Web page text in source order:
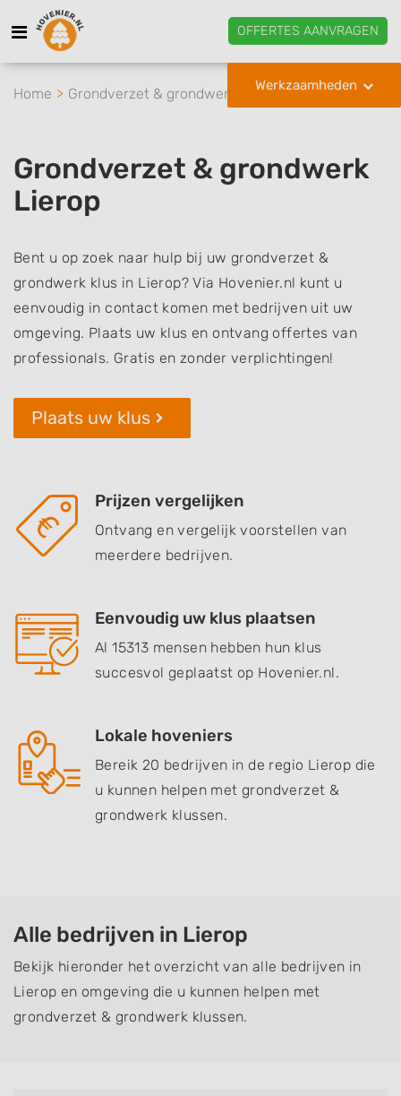
OFFERTES AANVRAGEN
Werkzaamheden
Home Grondverzet & grondwerk Lierop
Grondverzet & grondwerk
Lierop
Bent u op zoek naar hulp bij uw grondverzet &
grondwerk klus in Lierop? Via Hovenier.nl kunt u
eenvoudig in contact komen met bedrijven uit uw
omgeving. Plaats uw klus en ontvang offertes van
professionals. Gratis en zonder verplichtingen!
Plaats uw klus
Prijzen vergelijken
Ontvang en vergelijk voorstellen van
meerdere bedrijven.
Eenvoudig uw klus plaatsen
Al 15313 mensen hebben hun klus
succesvol geplaatst op Hovenier.nl.
Lokale hoveniers
Bereik 20 bedrijven in de regio Lierop die
u kunnen helpen met grondverzet &
grondwerk klussen.
Alle bedrijven in Lierop
Bekijk hieronder het overzicht van alle bedrijven in
Lierop en omgeving die u kunnen helpen met
grondverzet & grondwerk klussen.